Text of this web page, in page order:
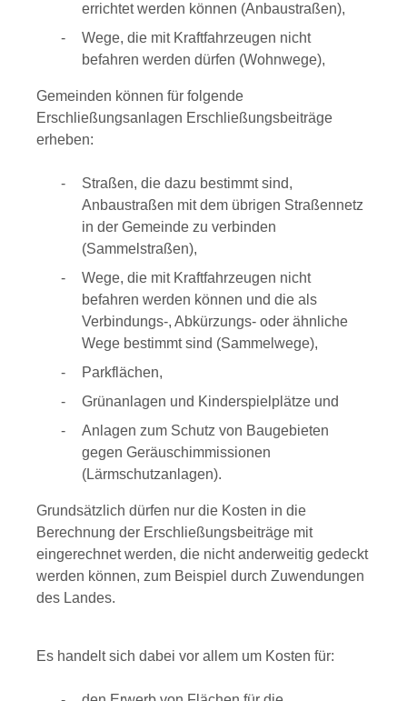
errichtet werden können (Anbaustraßen),
Wege, die mit Kraftfahrzeugen nicht
befahren werden dürfen (Wohnwege),
Gemeinden können für folgende
Erschließungsanlagen Erschließungsbeiträge
erheben:
Straßen, die dazu bestimmt sind,
Anbaustraßen mit dem übrigen Straßennetz
in der Gemeinde zu verbinden
(Sammelstraßen),
Wege, die mit Kraftfahrzeugen nicht
befahren werden können und die als
Verbindungs-, Abkürzungs- oder ähnliche
Wege bestimmt sind (Sammelwege),
Parkflächen,
Grünanlagen und Kinderspielplätze und
Anlagen zum Schutz von Baugebieten
gegen Geräuschimmissionen
(Lärmschutzanlagen).
Grundsätzlich dürfen nur die Kosten in die
Berechnung der Erschließungsbeiträge mit
eingerechnet werden, die nicht anderweitig gedeckt
werden können, zum Beispiel durch Zuwendungen
des Landes.
Es handelt sich dabei vor allem um Kosten für: